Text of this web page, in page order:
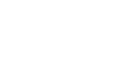
佛山市南海盐步六通机械厂位于广东
山市大沥镇盐步，紧靠广州环城高速
铁路货场，南接佛开高速，西距佛山